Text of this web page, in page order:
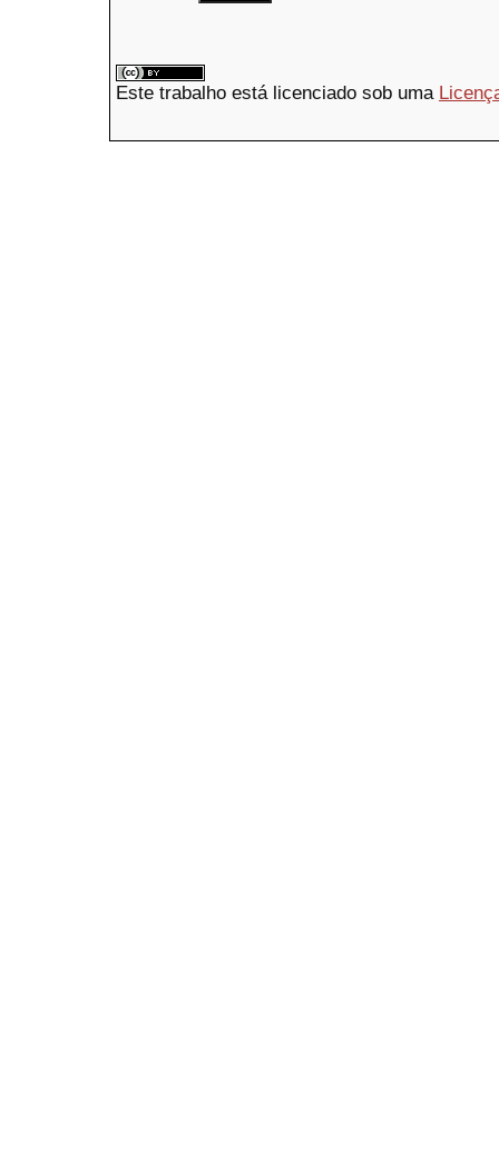
Este trabalho está licenciado sob uma